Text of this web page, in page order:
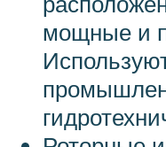
мощные и